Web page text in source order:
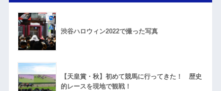
渋谷ハロウィン2022で撮った写真
【天皇賞・秋】初めて競馬に行ってきた！ 歴史
的レースを現地で観戦！